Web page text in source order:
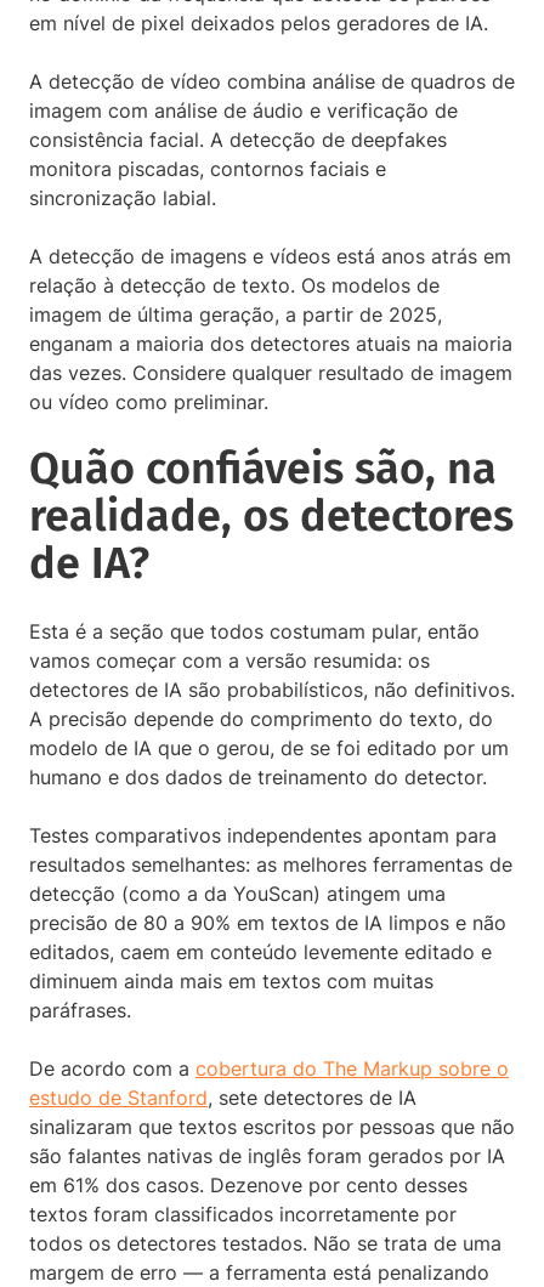
em nível de pixel deixados pelos geradores de IA.
A detecção de vídeo combina análise de quadros de
imagem com análise de áudio e verificação de
consistência facial. A detecção de deepfakes
monitora piscadas, contornos faciais e
sincronização labial.
A detecção de imagens e vídeos está anos atrás em
relação à detecção de texto. Os modelos de
imagem de última geração, a partir de 2025,
enganam a maioria dos detectores atuais na maioria
das vezes. Considere qualquer resultado de imagem
ou vídeo como preliminar.
Quão confiáveis ​​são, na
realidade, os detectores
de IA?
Esta é a seção que todos costumam pular, então
vamos começar com a versão resumida: os
detectores de IA são probabilísticos, não definitivos.
A precisão depende do comprimento do texto, do
modelo de IA que o gerou, de se foi editado por um
humano e dos dados de treinamento do detector.
Testes comparativos independentes apontam para
resultados semelhantes: as melhores ferramentas de
detecção (como a da YouScan) atingem uma
precisão de 80 a 90% em textos de IA limpos e não
editados, caem em conteúdo levemente editado e
diminuem ainda mais em textos com muitas
paráfrases.
De acordo com a cobertura do The Markup sobre o
estudo de Stanford, sete detectores de IA
sinalizaram que textos escritos por pessoas que não
são falantes nativas de inglês foram gerados por IA
em 61% dos casos. Dezenove por cento desses
textos foram classificados incorretamente por
todos os detectores testados. Não se trata de uma
margem de erro — a ferramenta está penalizando